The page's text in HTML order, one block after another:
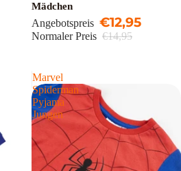
Mädchen
Angebotspreis €12,95
Normaler Preis €14,95
Marvel
Spiderman
Pyjama
Jungen